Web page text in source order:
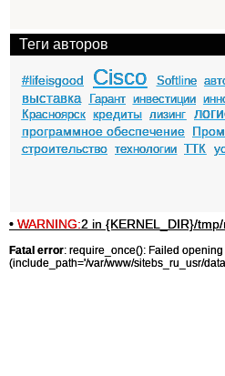
Теги авторов
#lifeisgood Cisco Softline
выставка
Гарант инвестиции
Красноярск кредиты лизинг
программное обеспечение
строительство технологии ТТК
• WARNING:2 in {KERNEL_DIR}/
Fatal error: require_once(): Failed
(include_path='/var/www/sitebs_ru_usr/